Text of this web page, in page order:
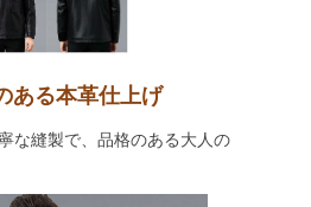
ある本革仕上げ
な縫製で、品格のある大人の